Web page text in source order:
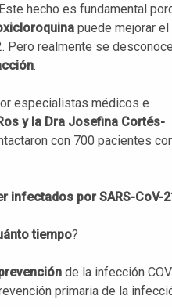
hecho es fundamental
puede mejorar el
Pero realmente se
.
especialistas médicos e
y la Dra Josefina Cortés-
con 700 pacientes
infectados por SARS-CoV-2
tiempo?
de la infección
primaria de la